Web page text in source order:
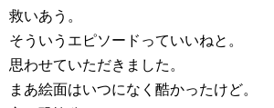
救いあう。
そういうエピソードっていいねと。
思わせていただきました。
まあ絵面はいつになく酷かったけど。